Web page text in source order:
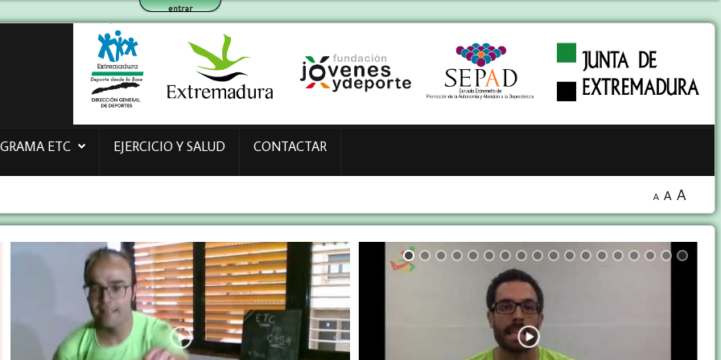
entrar
ETC EJERCICIO Y SALUD CONTACTAR
A A A